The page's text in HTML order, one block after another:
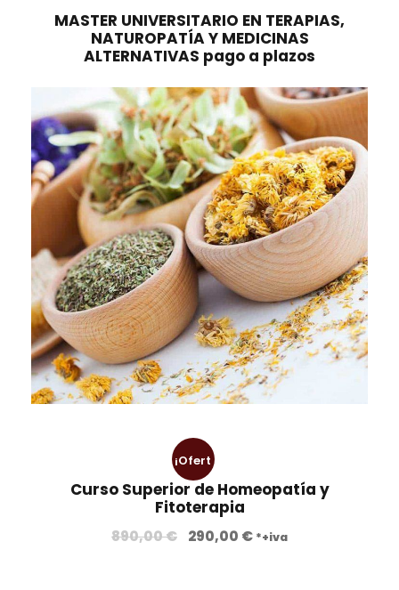
MASTER UNIVERSITARIO EN TERAPIAS,
NATUROPATÍA Y MEDICINAS
ALTERNATIVAS pago a plazos
¡Ofert
a!
Curso Superior de Homeopatía y
Fitoterapia
890,00€
E
290,00 €E*+iva